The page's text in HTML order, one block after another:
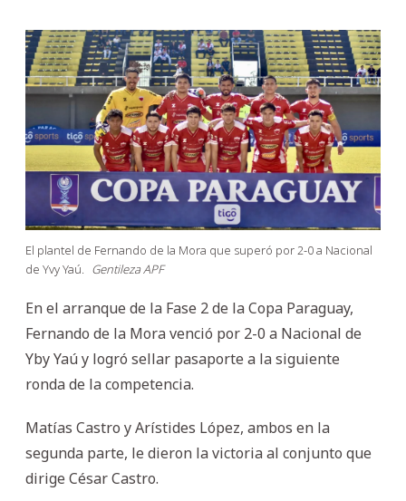
El plantel de Fernando de la Mora que superó por 2-0 a Nacional
de Yvy Yaú. Gentileza APF
En el arranque de la Fase 2 de la Copa Paraguay,
Fernando de la Mora venció por 2-0 a Nacional de
Yby Yaú y logró sellar pasaporte a la siguiente
ronda de la competencia.
Matías Castro y Arístides López, ambos en la
segunda parte, le dieron la victoria al conjunto que
dirige César Castro.